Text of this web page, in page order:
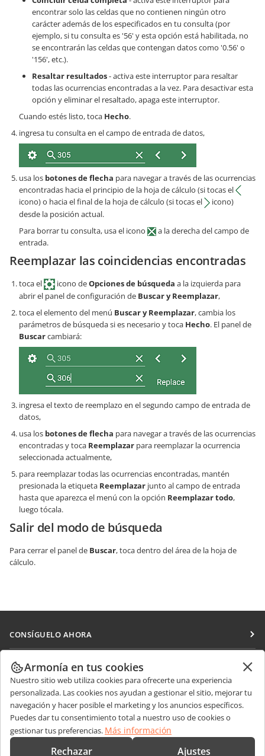
encontrar solo las celdas que no contienen ningún otro
carácter además de los especificados en tu consulta (por
ejemplo, si tu consulta es '56' y esta opción está habilitada, no
se encontrarán las celdas que contengan datos como '0.56' o
'156', etc.).
Resaltar resultados- activa este interruptor para resaltar
todas las ocurrencias encontradas a la vez. Para desactivar esta
opción y eliminar el resaltado, apaga este interruptor.
Cuando estés listo, toca Hecho.
ingresa tu consulta en el campo de entrada de datos,
usa los botones de flecha para navegar a través de las ocurrencias
encontradas hacia el principio de la hoja de cálculo (si tocas el
icono) o hacia el final de la hoja de cálculo (si tocas el
icono)
desde la posición actual.
Para borrar tu consulta, usa el icono
a la derecha del campo de
entrada.
Reemplazar las coincidencias encontradas
toca el icono deOpciones de búsqueda a la izquierda para
abrir el panel de configuración de Buscar y Reemplazar,
toca el elemento del menú Buscar y Reemplazar, cambia los
parámetros de búsqueda si es necesario y toca Hecho. El panel de
Buscarcambiará:
ingresa el texto de reemplazo en el segundo campo de entrada de
datos,
usa los botones de flecha para navegar a través de las ocurrencias
encontradas y toca Reemplazar para reemplazar la ocurrencia
seleccionada actualmente,
para reemplazar todas las ocurrencias encontradas, mantén
presionada la etiqueta Reemplazar junto al campo de entrada
hasta que aparezca el menú con la opción Reemplazar todo,
luego tócala.
Salir del modo de búsqueda
Para cerrar el panel de Buscar, toca dentro del área de la hoja de
cálculo.
CONSÍGUELO AHORA
Docs
DocSpace
Workspace
Conectores
Aplicaciones de escritorio
COLABORAR
Para colaboradores
Para traductores
Para influencers
Vacantes
RECIBIR NOTICIAS
Blog
OBTENER AYUDA
Foro
CONTÁCTENOS
Armonía en tus cookies
Nuestro sitio web utiliza cookies para ofrecerte una experiencia
personalizada. Las cookies nos ayudan a gestionar el sitio, mejorar tu
navegación y hacer posible el marketing y los anuncios específicos.
Puedes dar tu consentimiento total a nuestro uso de cookies o
gestionar tus preferencias. Más información
Rechazar Ajustes